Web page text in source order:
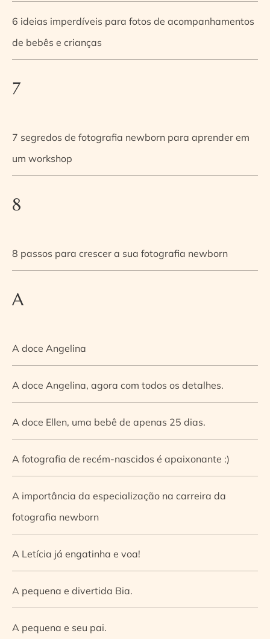
6 ideias imperdíveis para fotos de acompanhamentos
de bebês e crianças
7
7 segredos de fotografia newborn para aprender em
um workshop
8
8 passos para crescer a sua fotografia newborn
A
A doce Angelina
A doce Angelina, agora com todos os detalhes.
A doce Ellen, uma bebê de apenas 25 dias.
A fotografia de recém-nascidos é apaixonante :)
A importância da especialização na carreira da
fotografia newborn
A Letícia já engatinha e voa!
A pequena e divertida Bia.
A pequena e seu pai.